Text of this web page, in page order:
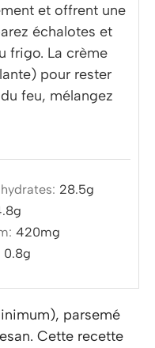
et offrent une
échalotes et
frigo. La crème
pour rester
feu, mélangez
28.5g
g
420mg
0.8g
parsemé
Cette recette